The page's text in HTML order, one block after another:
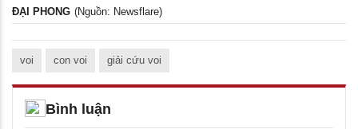
ĐẠI PHONG (Nguồn: Newsflare)
voi con voi giải cứu voi
Bình luận